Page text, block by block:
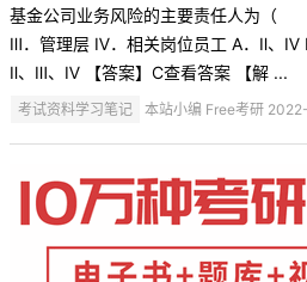
基金公司业务风险的主要责任人为（
Ⅲ．管理层 Ⅳ．相关岗位员工 A．Ⅱ、Ⅳ
Ⅱ、Ⅲ、Ⅳ 【答案】C查看答案 【解 ...
考试资料学习笔记 本站小编 Free考研